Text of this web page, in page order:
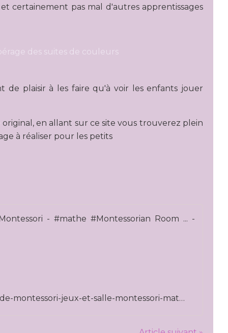
certainement pas mal d'autres apprentissages
de plaisir à les faire qu'à voir les enfants jouer
original, en allant sur ce site vous trouverez plein
à réaliser pour les petits
https://idees.allartgardens.com/methode-montessori-jeux-et-salle-montessori-mathe-montessorian-room/